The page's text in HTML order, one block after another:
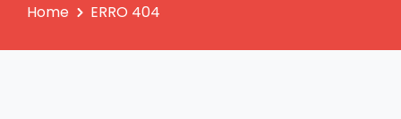
Home ERRO 404